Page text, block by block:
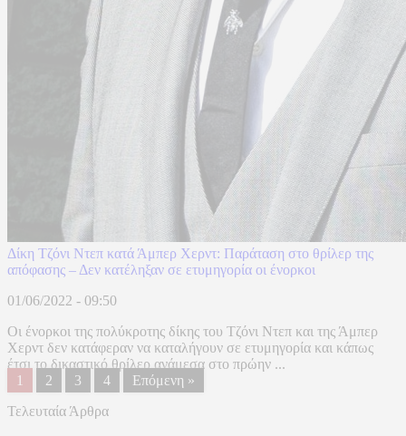
Δίκη Τζόνι Ντεπ κατά Άμπερ Χερντ: Παράταση στο θρίλερ της
απόφασης – Δεν κατέληξαν σε ετυμηγορία οι ένορκοι
01/06/2022 - 09:50
Οι ένορκοι της πολύκροτης δίκης του Τζόνι Ντεπ και της Άμπερ
Χερντ δεν κατάφεραν να καταλήγουν σε ετυμηγορία και κάπως
έτσι το δικαστικό θρίλερ ανάμεσα στο πρώην ...
1
2 3 4
Επόμενη »
Τελευταία Άρθρα